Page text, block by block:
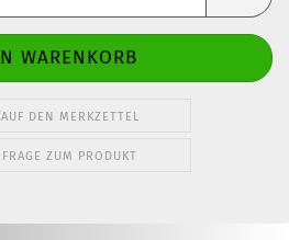
AUF DEN MERKZETTEL
FRAGE ZUM PRODUKT